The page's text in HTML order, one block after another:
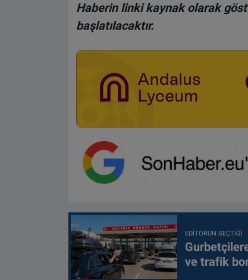
Haberin linki kaynak olarak
başlatılacaktır.
EDITÖRÜN SEÇTIĞI
ve trafik